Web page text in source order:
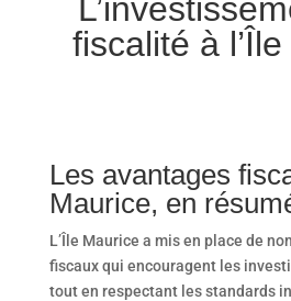
fiscalité à
Les avantages
Maurice, en
L’Île Maurice a mis en place de
fiscaux qui encouragent les
tout en respectant les standards